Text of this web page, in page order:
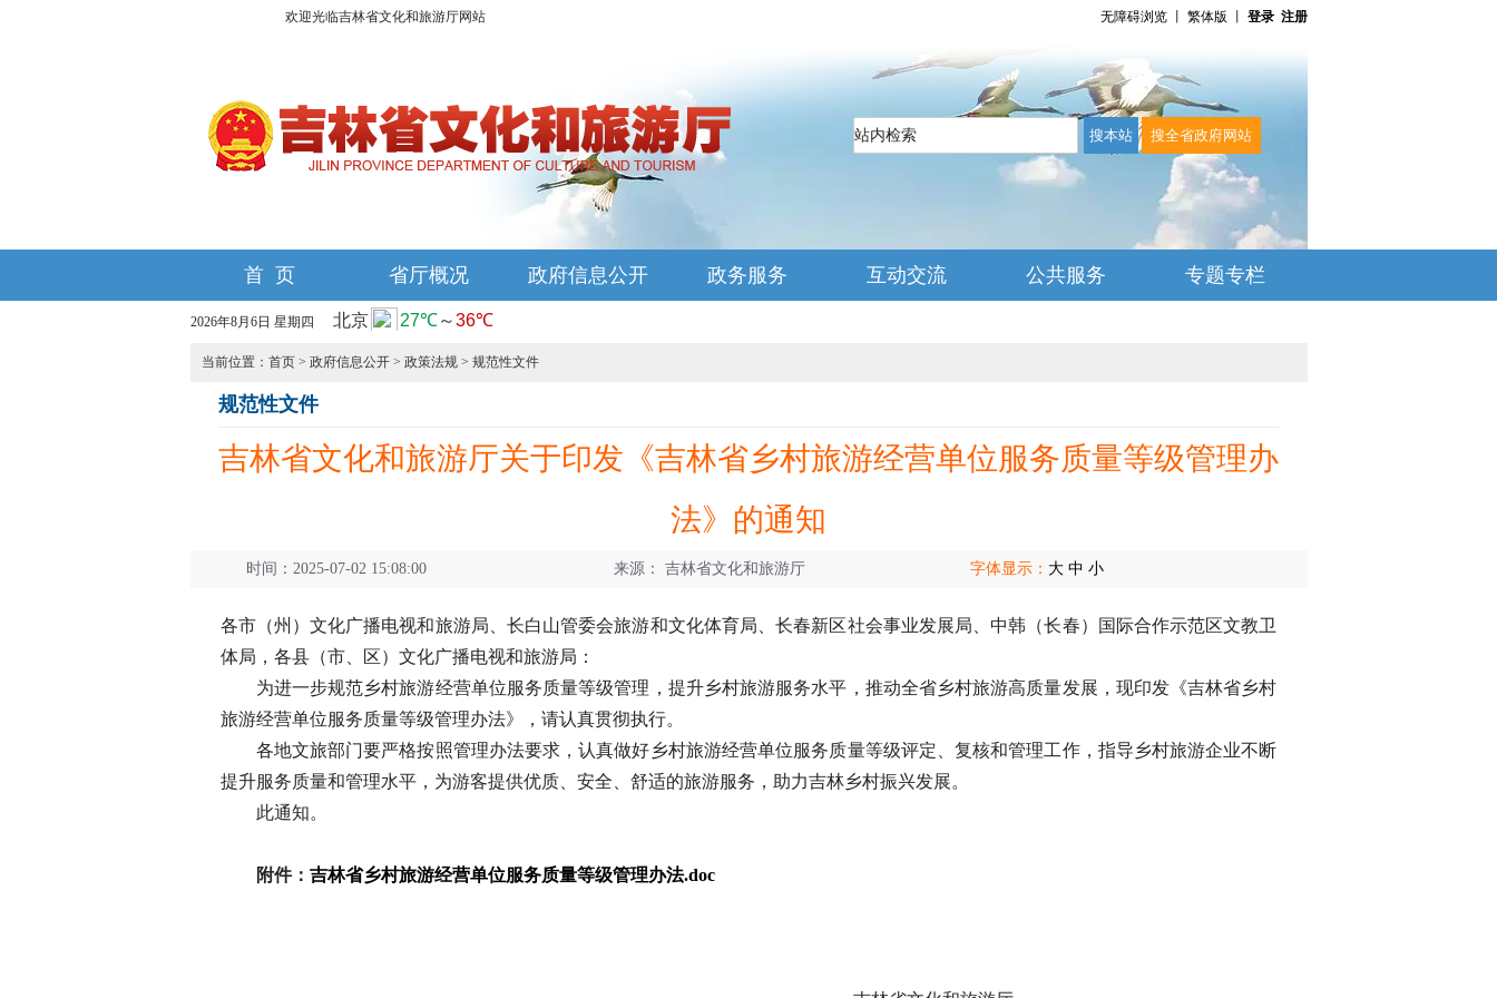
欢迎光临吉林省文化和旅游厅网站 无障碍浏览丨 繁体版 登录 注册
首 页 省厅概况 政府信息公开 政务服务 互动交流 公共服务 专题专栏
2026年8月6日 星期四
当前位置： 首页> 政府信息公开> 政策法规> 规范性文件
规范性文件
吉林省文化和旅游厅关于印发《吉林省乡村旅游经营单位服务质量等级管理办
法》的通知
时间：2025-07-02 15:08:00 来源： 吉林省文化和旅游厅 字体显示： 大 中 小
各市（州）文化广播电视和旅游局、长白山管委会旅游和文化体育局、长春新区社会事业发展局、中韩（长春）国际合作示范区文教卫
体局，各县（市、区）文化广播电视和旅游局：
为进一步规范乡村旅游经营单位服务质量等级管理，提升乡村旅游服务水平，推动全省乡村旅游高质量发展，现印发《吉林省乡村
旅游经营单位服务质量等级管理办法》，请认真贯彻执行。
各地文旅部门要严格按照管理办法要求，认真做好乡村旅游经营单位服务质量等级评定、复核和管理工作，指导乡村旅游企业不断
提升服务质量和管理水平，为游客提供优质、安全、舒适的旅游服务，助力吉林乡村振兴发展。
此通知。
附件： 吉林省乡村旅游经营单位服务质量等级管理办法.doc